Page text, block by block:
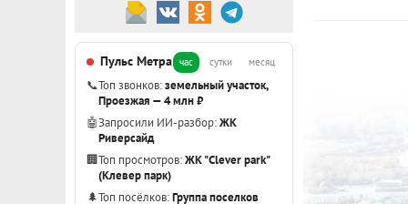
Пульс Метра час сутки месяц
📞Топ звонков:земельный участок,
Проезжая — 4 млн ₽
🤖Запросили ИИ-разбор:ЖК
Риверсайд
🏢Топ просмотров:ЖК "Clever park"
(Клевер парк)
🌲Топ посёлков:Группа поселков